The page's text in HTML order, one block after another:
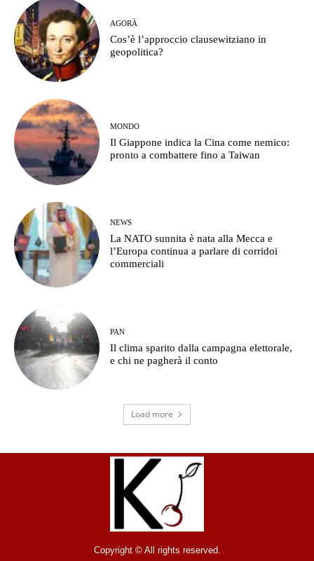
AGORÀ
Cos’è l’approccio clausewitziano in
geopolitica?
MONDO
Il Giappone indica la Cina come nemico:
pronto a combattere fino a Taiwan
NEWS
La NATO sunnita è nata alla Mecca e
l’Europa continua a parlare di corridoi
commerciali
PAN
Il clima sparito dalla campagna elettorale,
e chi ne pagherà il conto
Load more
Copyright © All rights reserved.